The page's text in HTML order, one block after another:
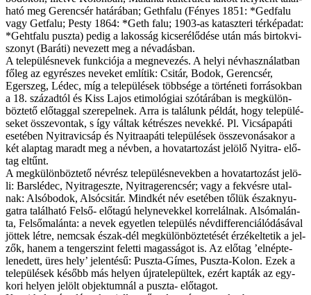
ha­tó meg Ge­ren­csér ha­tá­rá­ban; Geth­falu (Fé­nyes 1851: *Gedfalu
vagy Get­falu; Pesty 1864: *Geth fa­lu; 1903-as ka­tasz­te­ri tér­kép­adat:
*Gehtfalu pusz­ta) pe­dig a la­kos­ság ki­cse­ré­lő­dé­se után más bir­tok­vi­
szonyt (Ba­rá­ti) ne­ve­zett meg a név­adás­ban.
A te­le­pü­lés­ne­vek funk­ci­ó­ja a meg­ne­ve­zés. A he­lyi név­hasz­ná­lat­ban
fő­leg az egy­ré­szes ne­ve­ket em­lí­tik: Csitár, Bodok, Ge­ren­csér,
Egerszeg, Lédec, míg a te­le­pü­lé­sek több­sé­ge a tör­té­ne­ti for­rá­sok­ban
a 18. szá­zad­tól és Kiss La­jos eti­mo­ló­gi­ai szó­tá­rá­ban is meg­kü­lön­
böz­te­tő elő­tag­gal sze­re­pel­nek. Ar­ra is ta­lá­lunk pél­dát, hogy te­le­pü­lé­
se­ket ös­­sze­von­tak, s így vál­tak két­ré­szes ne­vek­ké. Pl. Vic­sá­pa­páti
ese­té­ben Nyi­trav­ic­sáp és Nyi­traapáti te­le­pü­lé­sek ös­­sze­vo­ná­sa­kor a
két alap­tag ma­radt meg a név­ben, a ho­va­tar­to­zást je­lö­lő Nyi­tra- elő­
tag el­tűnt.
A meg­kü­lön­böz­te­tő név­rész te­le­pü­lés­ne­vek­ben a ho­va­tar­to­zást je­lö­
li: Barslédec, Nyi­trageszte, Nyi­tragerenc­sér; vagy a fek­vés­re utal­
nak: Alsó­bodok, Alsóc­sitár. Mind­két név ese­té­ben tő­lük észak­nyu­
gat­ra ta­lál­ha­tó Fel­ső- elő­ta­gú hely­ne­vek­kel kor­re­lál­nak. Alsó­malán­
ta, Fel­ső­malán­ta: a ne­vek egyet­len te­le­pü­lés név­dif­fe­ren­ci­á­ló­dá­sá­val
jöt­tek lét­re, nem­csak észa­k-dél meg­kü­lön­böz­te­té­sét ér­zé­kel­te­tik a jel­
zők, ha­nem a ten­ger­szint fe­let­ti ma­gas­sá­got is. Az elő­tag ’el­népte­
lenedet­t, üres hely’ je­len­té­sű: Puszta-Gímes, Puszta-Kolon. Ezek a
te­le­pü­lé­sek ké­sőbb más he­lyen új­ra­te­le­pül­tek, ezért kap­ták az egy­
ko­ri he­lyen je­lölt ob­jek­tum­nál a pusz­ta- elő­ta­got.